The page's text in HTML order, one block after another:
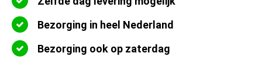
Bezorging in heel Nederland
Bezorging ook op zaterdag